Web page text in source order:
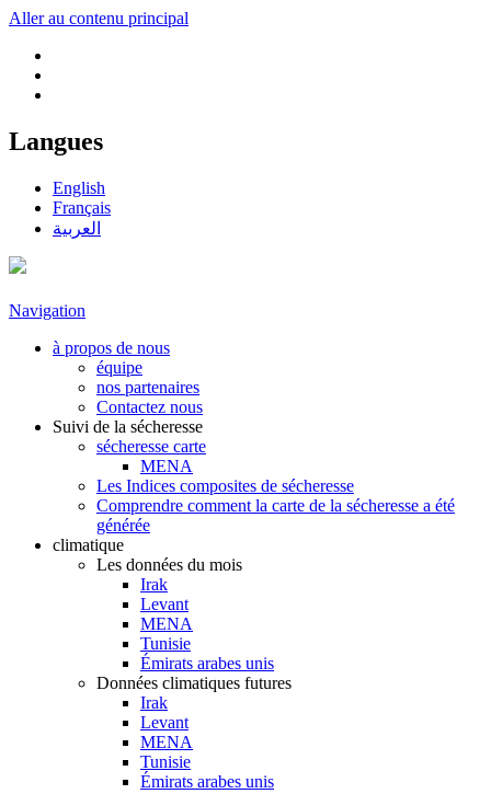
Aller au contenu principal
Langues
English
Français
العربية
Navigation
à propos de nous
équipe
nos partenaires
Contactez nous
Suivi de la sécheresse
sécheresse carte
MENA
Les Indices composites de sécheresse
Comprendre comment la carte de la sécheresse a été
générée
climatique
Les données du mois
Irak
Levant
MENA
Tunisie
Émirats arabes unis
Données climatiques futures
Irak
Levant
MENA
Tunisie
Émirats arabes unis